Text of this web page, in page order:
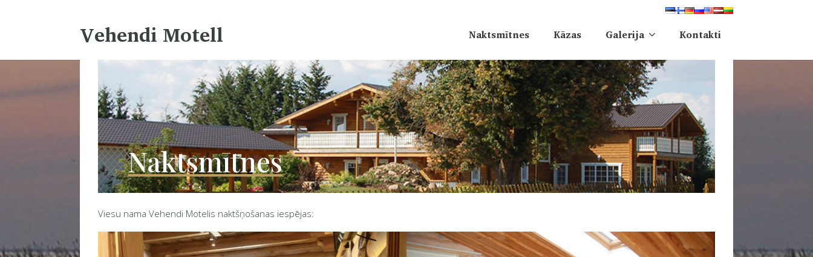
Vehendi Motell Naktsmītnes Kāzas Galerija Kontakti
Naktsmītnes
Viesu nama Vehendi Motelis naktšņošanas iespējas: